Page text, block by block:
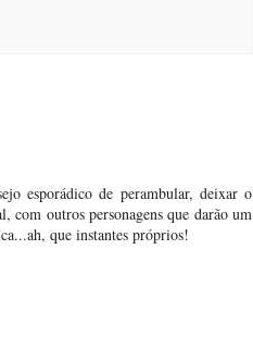
esporádico de perambular, deixar o
com outros personagens que darão um
que instantes próprios!